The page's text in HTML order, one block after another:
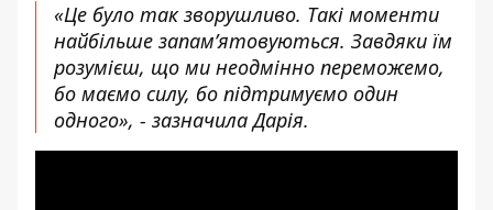
«Це було так зворушливо. Такі моменти
найбільше запам’ятовуються. Завдяки їм
розумієш, що ми неодмінно переможемо,
бо маємо силу, бо підтримуємо один
одного», - зазначила Дарія.